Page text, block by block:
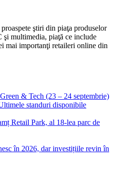
ştiri din piaţa produselor
multimedia, piaţă ce include
mai importanţi retaileri online din
& Tech (23 – 24 septembrie)
standuri disponibile
Retail Park, al 18-lea parc de
în 2026, dar investițiile revin în